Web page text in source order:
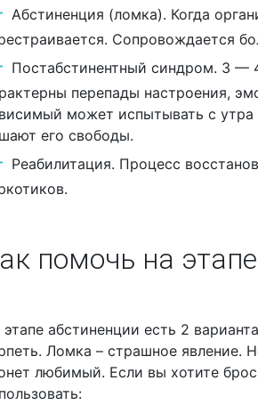
Абстиненция (ломка). Когда
Сопровождается
Постабстинентный синдром. 3 —
перепады настроения,
может испытывать с утра
его свободы.
Реабилитация. Процесс
помочь на
этапе абстиненции есть 2
Ломка – страшное явление.
любимый. Если вы хотите